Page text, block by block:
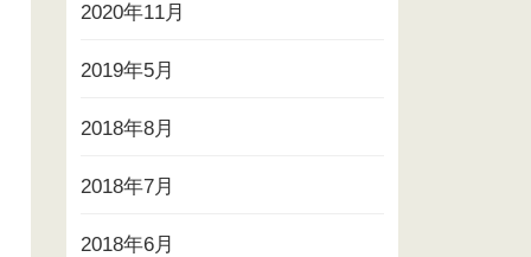
2020年11月
2019年5月
2018年8月
2018年7月
2018年6月